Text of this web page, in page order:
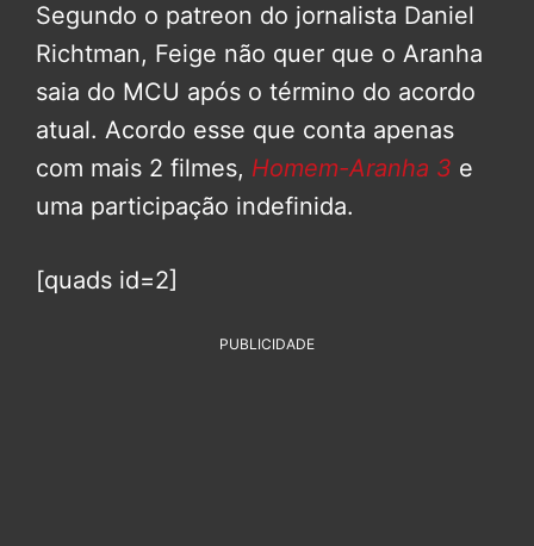
Segundo o patreon do jornalista Daniel
Richtman, Feige não quer que o Aranha
saia do MCU após o término do acordo
atual. Acordo esse que conta apenas
com mais 2 filmes, Homem-Aranha 3 e
uma participação indefinida.
[quads id=2]
PUBLICIDADE